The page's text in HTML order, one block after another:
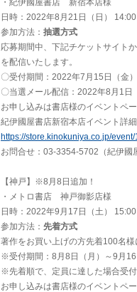
・紀伊國屋書店 新宿本店様
日時：2022年8月21日（日） 14:00
参加方法： 抽選方式
応募期間中、下記チケットサイト
を配信いたします。
〇受付期間：2022年7月15日（金
〇当選メール配信：2022年8月1日
お申し込みは書店様のイベントペ
紀伊國屋書店新宿本店イベント詳
https://store.kinokuniya.co.jp/
お問合せ：03-3354-5702（紀伊國
【神戸】※8月8日追加！
・メトロ書店 神戸御影店様
日時：2022年9月17日（土） 15:00
参加方法： 先着方式
著作をお買い上げの方先着100名様
※受付期間：8月8日（月）～9月16
※先着順で、定員に達した場合受
お申し込みは書店様のイベントペ